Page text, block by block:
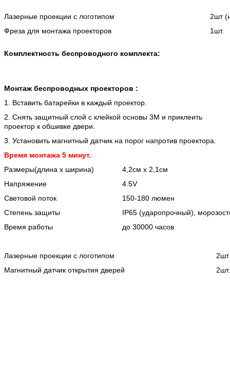
Лазерные проекции с логотипом
2шт
Фреза для монтажа проекторов
1шт.
Комплектность беспроводного комплекта:
Монтаж беспроводных проекторов :
1. Вставить батарейки в каждый проектор.
2. Снять защитный слой с клейкой основы 3М и приклеить
проектор к обшивке двери.
3. Установить магнитный датчик на порог напротив проектора.
Время монтажа 5 минут.
Размеры(длина х ширина)
4,2см х 2,1см
Напряжение
4.5V
Световой поток
150-180 люмен
Степень защиты
IP65 (ударопрочный),
Время работы
до 30000 часов
Лазерные проекции с логотипом
2шт
Магнитный датчик открытия дверей
2шт.